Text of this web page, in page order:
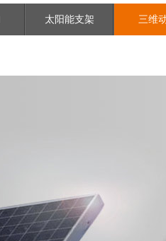
太阳能支架 三维